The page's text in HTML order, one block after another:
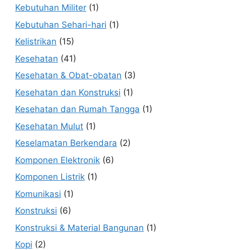
Kebutuhan Militer (1)
Kebutuhan Sehari-hari (1)
Kelistrikan (15)
Kesehatan (41)
Kesehatan & Obat-obatan (3)
Kesehatan dan Konstruksi (1)
Kesehatan dan Rumah Tangga (1)
Kesehatan Mulut (1)
Keselamatan Berkendara (2)
Komponen Elektronik (6)
Komponen Listrik (1)
Komunikasi (1)
Konstruksi (6)
Konstruksi & Material Bangunan (1)
Kopi (2)